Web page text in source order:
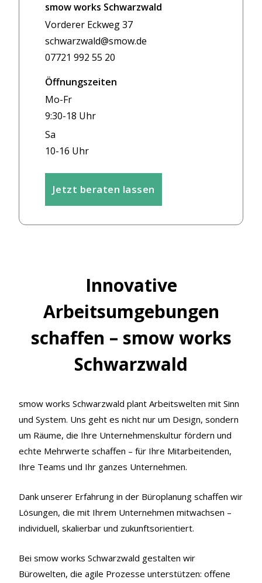
smow works Schwarzwald
Vorderer Eckweg 37
schwarzwald@smow.de
07721 992 55 20
Öffnungszeiten
Mo-Fr
9:30-18 Uhr
Sa
10-16 Uhr
Jetzt beraten lassen
Innovative
Arbeitsumgebungen
schaffen – smow works
Schwarzwald
smow works Schwarzwald plant Arbeitswelten mit Sinn
und System. Uns geht es nicht nur um Design, sondern
um Räume, die Ihre Unternehmenskultur fördern und
echte Mehrwerte schaffen – für Ihre Mitarbeitenden,
Ihre Teams und Ihr ganzes Unternehmen.
Dank unserer Erfahrung in der Büroplanung schaffen wir
Lösungen, die mit Ihrem Unternehmen mitwachsen –
individuell, skalierbar und zukunftsorientiert.
Bei smow works Schwarzwald gestalten wir
Bürowelten, die agile Prozesse unterstützen: offene